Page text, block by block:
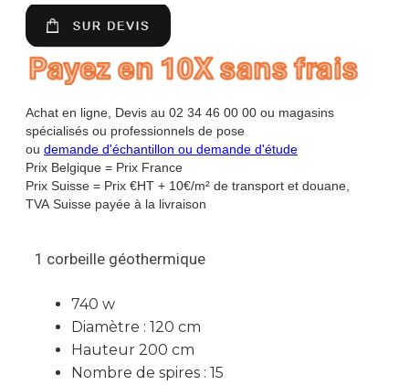
Achat en ligne, Devis au 02 34 46 00 00 ou magasins
spécialisés ou professionnels de pose
ou demande d'échantillon ou demande d'étude
Prix Belgique = Prix France
Prix Suisse = Prix €HT + 10€/m² de transport et douane,
TVA Suisse payée à la livraison
1 corbeille géothermique
740 w
Diamètre : 120 cm
Hauteur 200 cm
Nombre de spires : 15